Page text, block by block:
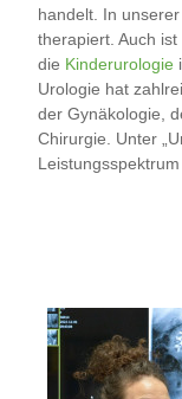
handelt. In
therapiert. Auch
die Kinderurologie
Urologie hat
der Gynäkologie,
Chirurgie. Unter